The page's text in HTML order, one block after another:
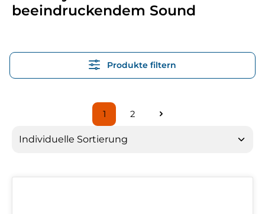
beeindruckendem Sound
Produkte filtern
Seite
1
Seite
2